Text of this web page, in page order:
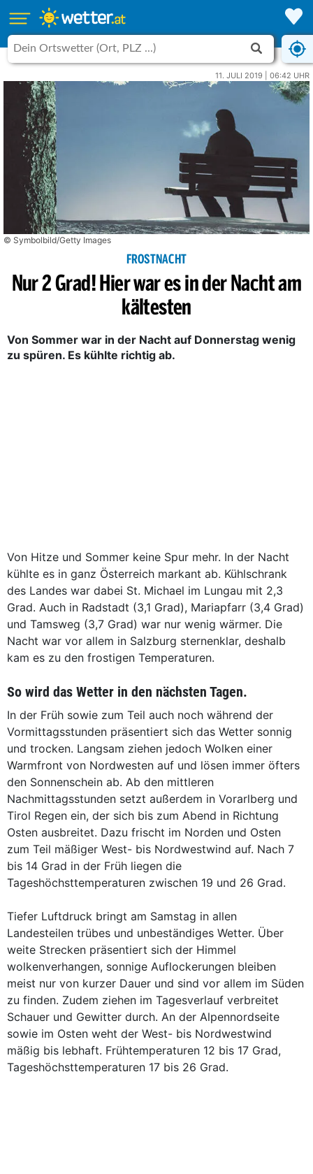
11. JULI 2019 | 06:42 UHR
© Symbolbild/Getty Images
FROSTNACHT
Nur 2 Grad! Hier war es in der Nacht am
kältesten
Von Sommer war in der Nacht auf Donnerstag wenig
zu spüren. Es kühlte richtig ab.
Von Hitze und Sommer keine Spur mehr. In der Nacht
kühlte es in ganz Österreich markant ab. Kühlschrank
des Landes war dabei St. Michael im Lungau mit 2,3
Grad. Auch in Radstadt (3,1 Grad), Mariapfarr (3,4 Grad)
und Tamsweg (3,7 Grad) war nur wenig wärmer. Die
Nacht war vor allem in Salzburg sternenklar, deshalb
kam es zu den frostigen Temperaturen.
So wird das Wetter in den nächsten Tagen.
In der Früh sowie zum Teil auch noch während der
Vormittagsstunden präsentiert sich das Wetter sonnig
und trocken. Langsam ziehen jedoch Wolken einer
Warmfront von Nordwesten auf und lösen immer öfters
den Sonnenschein ab. Ab den mittleren
Nachmittagsstunden setzt außerdem in Vorarlberg und
Tirol Regen ein, der sich bis zum Abend in Richtung
Osten ausbreitet. Dazu frischt im Norden und Osten
zum Teil mäßiger West- bis Nordwestwind auf. Nach 7
bis 14 Grad in der Früh liegen die
Tageshöchsttemperaturen zwischen 19 und 26 Grad.
Tiefer Luftdruck bringt am Samstag in allen
Landesteilen trübes und unbeständiges Wetter. Über
weite Strecken präsentiert sich der Himmel
wolkenverhangen, sonnige Auflockerungen bleiben
meist nur von kurzer Dauer und sind vor allem im Süden
zu finden. Zudem ziehen im Tagesverlauf verbreitet
Schauer und Gewitter durch. An der Alpennordseite
sowie im Osten weht der West- bis Nordwestwind
mäßig bis lebhaft. Frühtemperaturen 12 bis 17 Grad,
Tageshöchsttemperaturen 17 bis 26 Grad.